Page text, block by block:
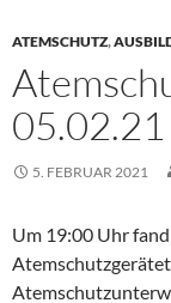
ATEMSCHUTZ,
05.02.21
5. FEBRUAR 2021
Um 19:00 Uhr